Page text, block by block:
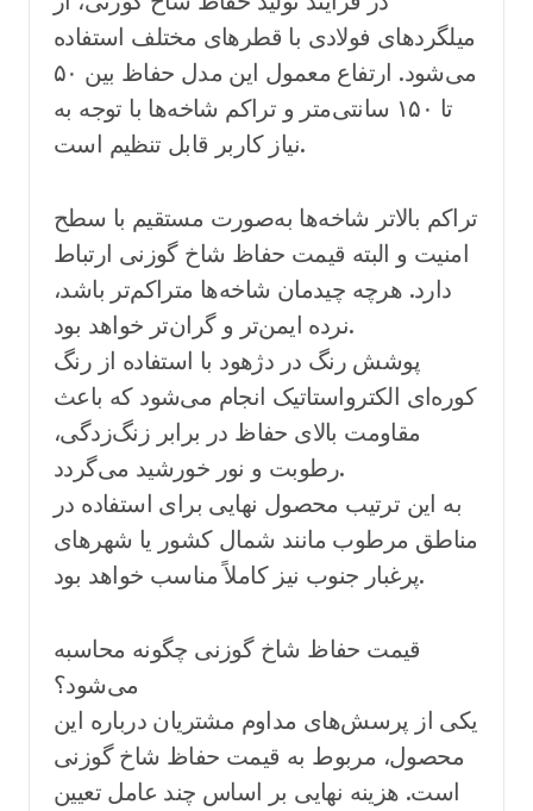
میلگردهای فولادی با قطرهای مختلف استفاده
می‌شود. ارتفاع معمول این مدل حفاظ بین ۵۰
تا ۱۵۰ سانتی‌متر و تراکم شاخه‌ها با توجه به
نیاز کاربر قابل تنظیم است.
تراکم بالاتر شاخه‌ها به‌صورت مستقیم با سطح
امنیت و البته قیمت حفاظ شاخ گوزنی ارتباط
دارد. هرچه چیدمان شاخه‌ها متراکم‌تر باشد،
نرده ایمن‌تر و گران‌تر خواهد بود.
پوشش رنگ در دژهود با استفاده از رنگ
کوره‌ای الکترواستاتیک انجام می‌شود که باعث
مقاومت بالای حفاظ در برابر زنگ‌زدگی،
رطوبت و نور خورشید می‌گردد.
به این ترتیب محصول نهایی برای استفاده در
مناطق مرطوب مانند شمال کشور یا شهرهای
پرغبار جنوب نیز کاملاً مناسب خواهد بود.
قیمت حفاظ شاخ گوزنی چگونه محاسبه
می‌شود؟
یکی از پرسش‌های مداوم مشتریان درباره این
محصول، مربوط به قیمت حفاظ شاخ گوزنی
است. هزینه نهایی بر اساس چند عامل تعیین